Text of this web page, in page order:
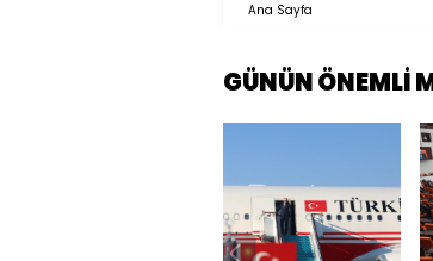
Ana Sayfa
GÜNÜN ÖNEMLİ